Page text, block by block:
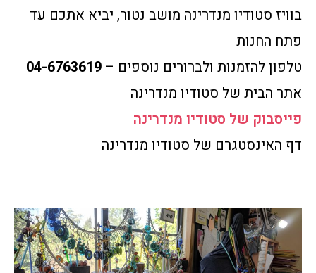
בוויז סטודיו מנדרינה מושב נטור, יביא אתכם עד
פתח החנות
טלפון להזמנות ולברורים נוספים – 04-6763619
אתר הבית של סטודיו מנדרינה
פייסבוק של סטודיו מנדרינה
דף האינסטגרם של סטודיו מנדרינה